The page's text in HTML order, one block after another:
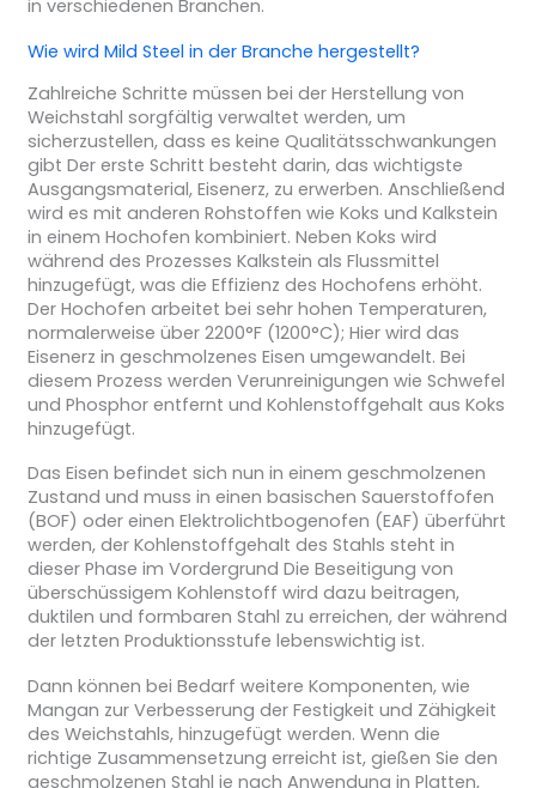
in verschiedenen Branchen.
Wie wird Mild Steel in der Branche hergestellt?
Zahlreiche Schritte müssen bei der Herstellung von
Weichstahl sorgfältig verwaltet werden, um
sicherzustellen, dass es keine Qualitätsschwankungen
gibt Der erste Schritt besteht darin, das wichtigste
Ausgangsmaterial, Eisenerz, zu erwerben. Anschließend
wird es mit anderen Rohstoffen wie Koks und Kalkstein
in einem Hochofen kombiniert. Neben Koks wird
während des Prozesses Kalkstein als Flussmittel
hinzugefügt, was die Effizienz des Hochofens erhöht.
Der Hochofen arbeitet bei sehr hohen Temperaturen,
normalerweise über 2200°F (1200°C); Hier wird das
Eisenerz in geschmolzenes Eisen umgewandelt. Bei
diesem Prozess werden Verunreinigungen wie Schwefel
und Phosphor entfernt und Kohlenstoffgehalt aus Koks
hinzugefügt.
Das Eisen befindet sich nun in einem geschmolzenen
Zustand und muss in einen basischen Sauerstoffofen
(BOF) oder einen Elektrolichtbogenofen (EAF) überführt
werden, der Kohlenstoffgehalt des Stahls steht in
dieser Phase im Vordergrund Die Beseitigung von
überschüssigem Kohlenstoff wird dazu beitragen,
duktilen und formbaren Stahl zu erreichen, der während
der letzten Produktionsstufe lebenswichtig ist.
Dann können bei Bedarf weitere Komponenten, wie
Mangan zur Verbesserung der Festigkeit und Zähigkeit
des Weichstahls, hinzugefügt werden. Wenn die
richtige Zusammensetzung erreicht ist, gießen Sie den
geschmolzenen Stahl je nach Anwendung in Platten,